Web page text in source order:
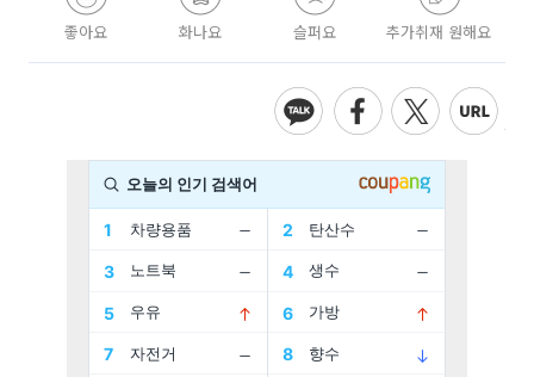
좋아요 화나요 슬퍼요 추가취재 원해요